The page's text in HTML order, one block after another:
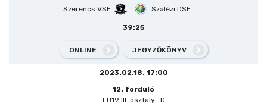
Szerencs VSE Szalézi DSE
39:25
ONLINE JEGYZŐKÖNYV
2023.02.18. 17:00
12. forduló
LU19 III. osztály- D